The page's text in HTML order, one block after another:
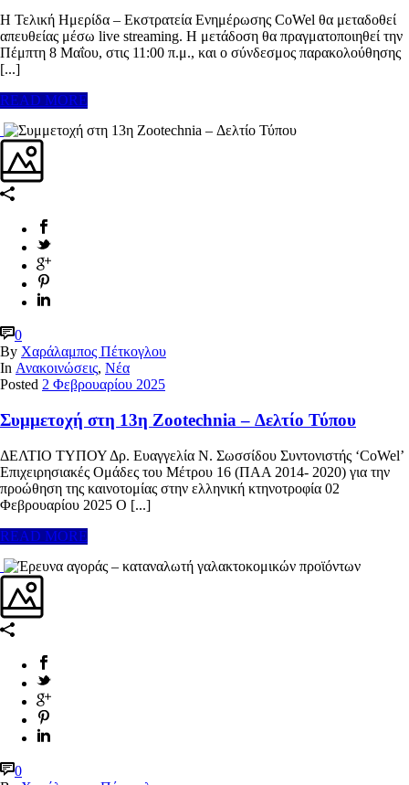
Η Τελική Ημερίδα – Εκστρατεία Ενημέρωσης CoWel θα μεταδοθεί
απευθείας μέσω live streaming. Η μετάδοση θα πραγματοποιηθεί την
Πέμπτη 8 Μαΐου, στις 11:00 π.μ., και ο σύνδεσμος παρακολούθησης
[...]
READ MORE
0
By Χαράλαμπος Πέτκογλου
In Ανακοινώσεις, Νέα
Posted 2 Φεβρουαρίου 2025
Συμμετοχή στη 13η Zootechnia – Δελτίο Τύπου
ΔΕΛΤΙΟ ΤΥΠΟΥ Δρ. Ευαγγελία Ν. Σωσσίδου Συντονιστής ‘CoWel’
Επιχειρησιακές Ομάδες του Μέτρου 16 (ΠΑΑ 2014- 2020) για την
προώθηση της καινοτομίας στην ελληνική κτηνοτροφία 02
Φεβρουαρίου 2025 Ο [...]
READ MORE
0